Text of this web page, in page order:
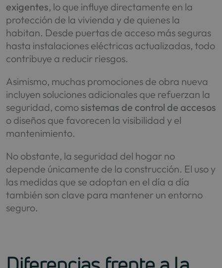
exigentes, lo que influye directamente en la
protección de la vivienda y de quienes la
habitan. Desde puertas de acceso más seguras
hasta instalaciones eléctricas actualizadas, todo
contribuye a reducir riesgos.
Asimismo, muchas promociones de obra nueva
incluyen soluciones adicionales que refuerzan la
seguridad, como sistemas de control de accesos
o diseños que favorecen la visibilidad y el
mantenimiento.
No obstante, la seguridad del hogar no
depende únicamente de la construcción. El uso y
las medidas que se adoptan en el día a día
también son clave para mantener un entorno
seguro.